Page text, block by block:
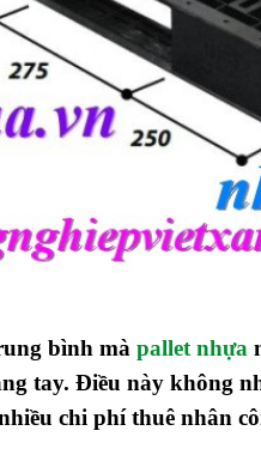
bình mà pallet nhựa
tay. Điều này không
chi phí thuê nhân